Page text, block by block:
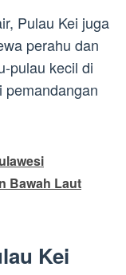
Pulau Kei juga
perahu dan
pulau kecil di
pemandangan
Bawah Laut
Kei